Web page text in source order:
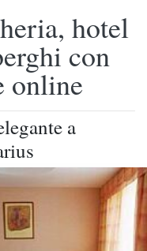
hotel
con
online
a